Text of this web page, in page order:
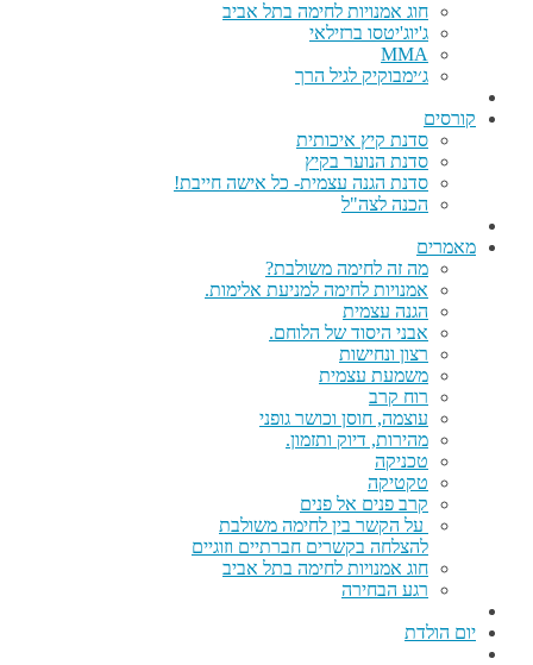
חוג אמנויות לחימה בתל אביב
ג'יוג'יטסו ברזילאי
MMA
ג׳ימבוקיק לגיל הרך
קורסים
סדנת קיץ איכותית
סדנת הנוער בקיץ
סדנת הגנה עצמית- כל אישה חייבת!
הכנה לצה"ל
מאמרים
מה זה לחימה משולבת?
אמנויות לחימה למניעת אלימות.
הגנה עצמית
אבני היסוד של הלוחם.
רצון ונחישות
משמעת עצמית
רוח קרב
עוצמה, חוסן וכושר גופני
מהירות, דיוק ותזמון.
טכניקה
טקטיקה
קרב פנים אל פנים
על הקשר בין לחימה משולבת
להצלחה בקשרים חברתיים וזוגיים
חוג אמנויות לחימה בתל אביב
רגע הבחירה
יום הולדת